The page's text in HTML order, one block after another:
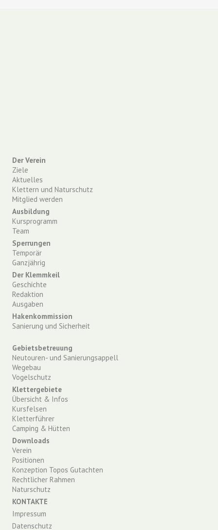
Der Verein
Ziele
Aktuelles
Klettern und Naturschutz
Mitglied werden
Ausbildung
Kursprogramm
Team
Sperrungen
Temporär
Ganzjährig
Der Klemmkeil
Geschichte
Redaktion
Ausgaben
Hakenkommission
Sanierung und Sicherheit
Gebietsbetreuung
Neutouren- und Sanierungsappell
Wegebau
Vogelschutz
Klettergebiete
Übersicht & Infos
Kursfelsen
Kletterführer
Camping & Hütten
Downloads
Verein
Positionen
Konzeption Topos Gutachten
Rechtlicher Rahmen
Naturschutz
KONTAKTE
Impressum
Datenschutz